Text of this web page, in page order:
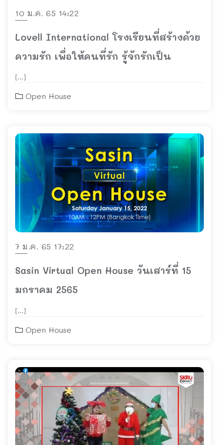
10 ม.ค. 65 14:22
Lovell International โรงเรียนที่สร้างด้วย
ความรัก เพื่อให้คนที่รัก รู้จักรักเป็น
[…]
Open House
7 ม.ค. 65 17:22
Sasin Virtual Open House วันเสาร์ที่ 15
มกราคม 2565
[…]
Open House